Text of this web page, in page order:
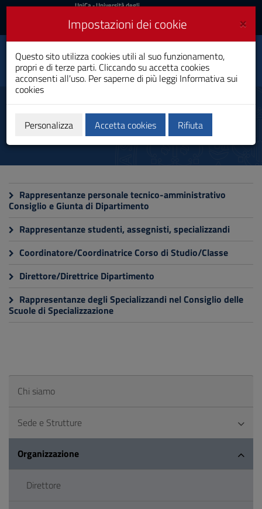
Vai
al
navigazione
sito
al
Footer
UniCa
Accedi
UniCa- Università degli
Accedi UniCA News
Toggle
navigation
Dipartimento di Scienze
Chirurgiche
Elezioni
Rappresentanze personale tecnico-amministrativo
Consiglio e Giunta di Dipartimento
Rappresentanze studenti, assegnisti, specializzandi
Coordinatore/Coordinatrice Corso di Studio/Classe
Direttore/Direttrice Dipartimento
Rappresentanze degli Specializzandi nel Consiglio delle
Scuole di Specializzazione
Chi siamo
Sede e Strutture
Organizzazione
Direttore
×
Impostazioni dei cookie
Questo sito utilizza cookies utili al suo funzionamento,
propri e di terze parti. Cliccando su accetta cookies
acconsenti all'uso. Per saperne di più leggi Informativa sui
cookies
Personalizza Accetta cookies Rifiuta